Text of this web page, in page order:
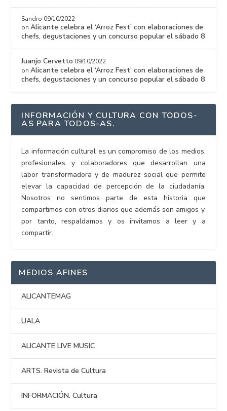
Sandro 09/10/2022
onAlicante celebra el ‘Arroz Fest’ con elaboraciones de
chefs, degustaciones y un concurso popular el sábado 8
Juanjo Cervetto 09/10/2022
onAlicante celebra el ‘Arroz Fest’ con elaboraciones de
chefs, degustaciones y un concurso popular el sábado 8
INFORMACIÓN Y CULTURA CON TODOS-
AS PARA TODOS-AS.
La información cultural es un compromiso de los medios,
profesionales y colaboradores que desarrollan una
labor transformadora y de madurez social que permite
elevar la capacidad de percepción de la ciudadanía.
Nosotros no sentimos parte de esta historia que
compartimos con otros diarios que además son amigos y,
por tanto, respaldamos y os invitamos a leer y a
compartir.
MEDIOS AFINES
ALICANTEMAG
UALA
ALICANTE LIVE MUSIC
ARTS. Revista de Cultura
INFORMACIÓN. Cultura